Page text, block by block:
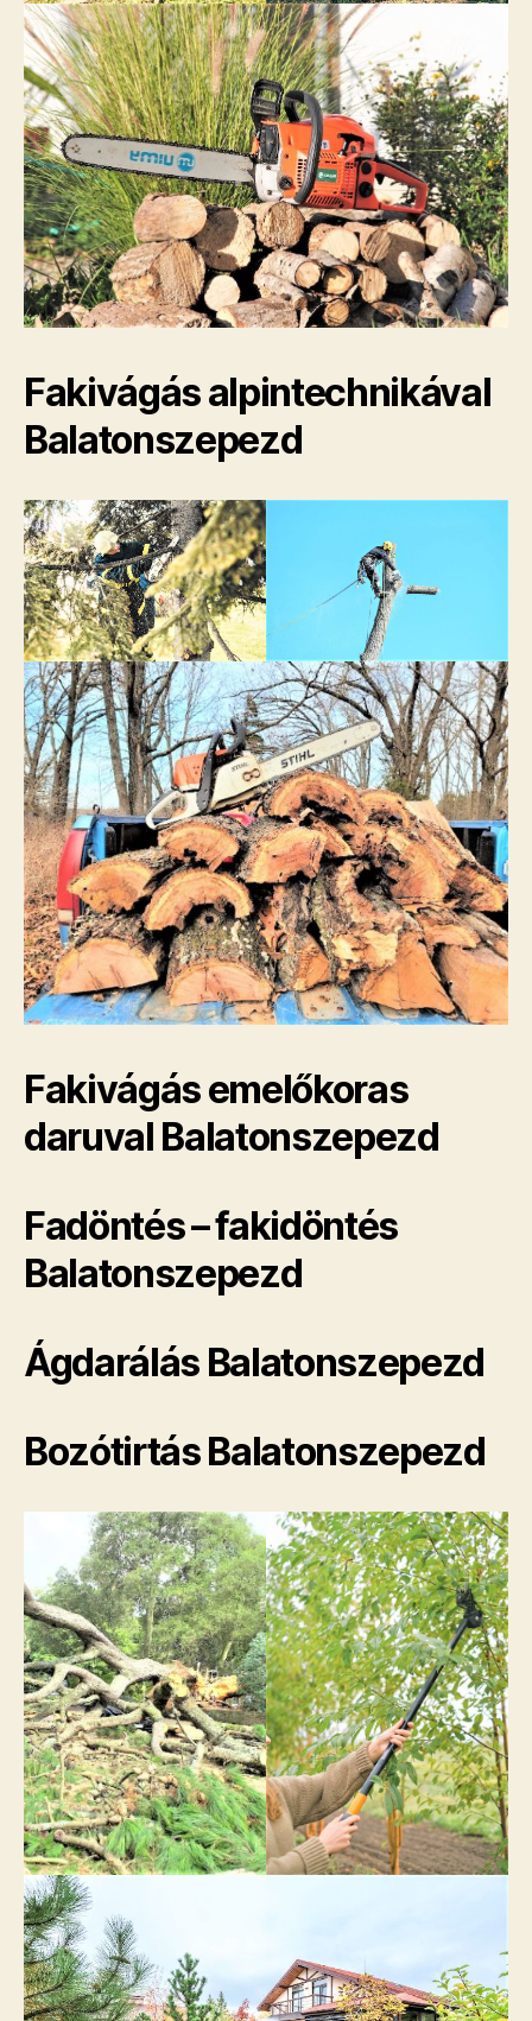
Fakivágás alpintechnikával
Balatonszepezd
Fakivágás emelőkoras
daruval Balatonszepezd
Fadöntés – fakidöntés
Balatonszepezd
Ágdarálás Balatonszepezd
Bozótirtás Balatonszepezd